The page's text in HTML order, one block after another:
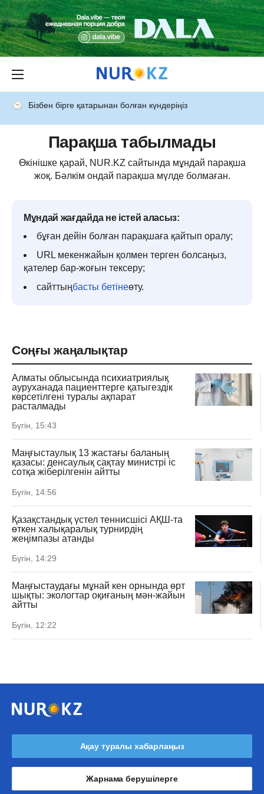
Бізбен бірге қатарынан болған күндеріңіз
Парақша табылмады
Өкінішке қарай, NUR.KZ сайтында мұндай парақша
жоқ. Бәлкім ондай парақша мүлде болмаған.
Мұндай жағдайда не істей аласыз:
бұған дейін болған парақшаға қайтып оралу;
URL мекенжайын қолмен терген болсаңыз,
қателер бар-жоғын тексеру;
сайттыңбасты бетінеөту.
Соңғы жаңалықтар
Алматы облысында психиатриялық
ауруханада пациенттерге қатыгездік
көрсетілгені туралы ақпарат
расталмады
Бүгін, 15:43
Маңғыстаулық 13 жастағы баланың
қазасы: денсаулық сақтау министрі іс
сотқа жіберілгенін айтты
Бүгін, 14:56
Қазақстандық үстел теннисшісі АҚШ-та
өткен халықаралық турнирдің
жеңімпазы атанды
Бүгін, 14:29
Маңғыстаудағы мұнай кен орнында өрт
шықты: экологтар оқиғаның мән-жайын
айтты
Бүгін, 12:22
Ақау туралы хабарлаңыз
Жарнама берушілерге